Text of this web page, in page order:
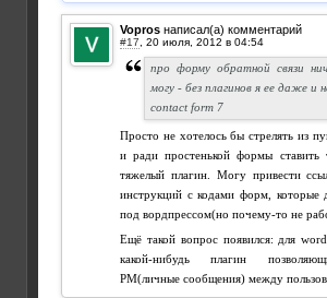
Vopros написал(а) комментарий
#17
про форму обратной связи
могу - без плагинов я ее даже и
contact form 7
Просто не хотелось бы стрелять из
и ради простенькой формы
тяжелый плагин. Могу привести
инструкций с кодами форм, которые
под вордпрессом(но почему-то не
Ещё такой вопрос появился: для
какой-нибудь плагин
PM(личные сообщения) между